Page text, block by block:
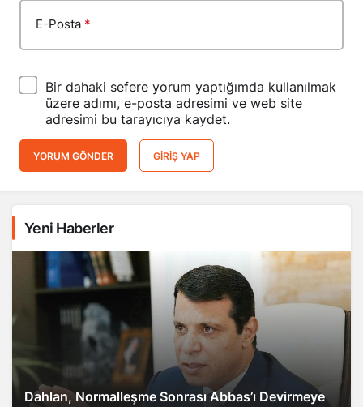
E-Posta *
Bir dahaki sefere yorum yaptığımda kullanılmak
üzere adımı, e-posta adresimi ve web site
adresimi bu tarayıcıya kaydet.
YORUM GÖNDER GIRIŞ YAP
Yeni Haberler
Dahlan, Normalleşme Sonrası Abbas’ı Devirmeye